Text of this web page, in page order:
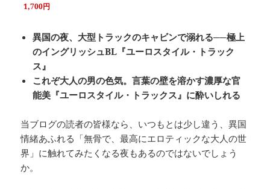
1,700円
異国の夜、大型トラックのキャビンで溺れる──極上
のイングリッシュBL『ユーロスタイル・トラック
ス』
これぞ大人の男の色気。言葉の壁を溶かす濃厚な官
能美『ユーロスタイル・トラックス』に酔いしれる
当ブログの読者の皆様なら、いつもとは少し違う、異国
情緒あふれる「無骨で、最高にエロティックな大人の世
界」に触れてみたくなる夜もあるのではないでしょう
か。